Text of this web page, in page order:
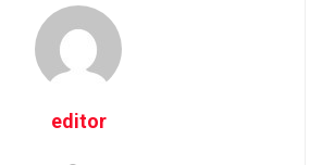
editor